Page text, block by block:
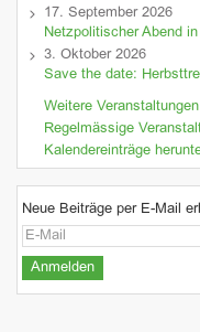
17. September 2026
Netzpolitischer Abend
3. Oktober 2026
Save the date:
Weitere Veranstaltungen
Regelmässige
Kalendereinträge
Neue Beiträge per E-Mail